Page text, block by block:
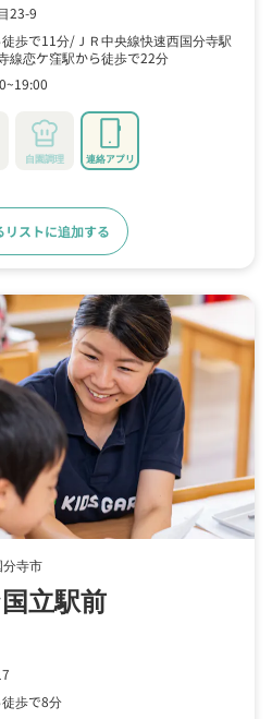
23-9
徒歩で11分
ＪＲ中央線快速西国分寺駅
線恋ケ窪駅から徒歩で22分
自園調理 連絡アプリ
リストに追加する
寺市
立駅前
徒歩で8分